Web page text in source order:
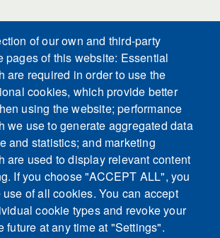
is blocked because Embeds
have not been accepted.
ACCEPT ALL COOKIES
accept Embeds cookies
of our own and third-party
pages of this website: Essential
are required in order to use the
cookies, which provide better
using the website; performance
we use to generate aggregated data
and statistics; and marketing
are used to display relevant content
If you choose "ACCEPT ALL", you
of all cookies. You can accept
cookie types and revoke your
future at any time at "Settings".